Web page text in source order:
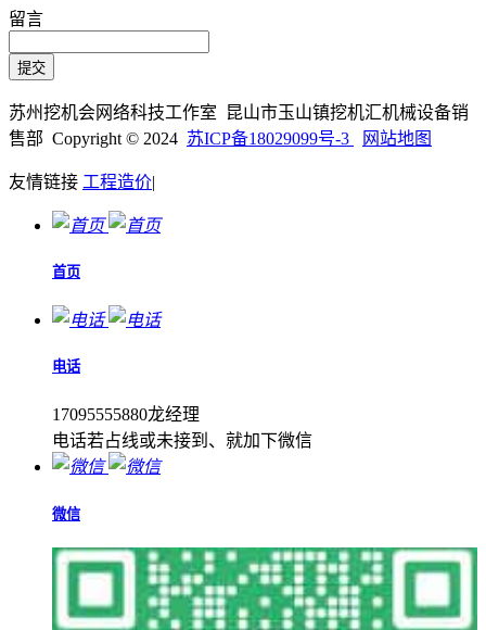
留言
苏州挖机会网络科技工作室 昆山市玉山镇挖机汇机械设备销
售部 Copyright © 2024 苏ICP备18029099号-3 网站地图
友情链接 工程造价|
首页
电话
17095555880龙经理
电话若占线或未接到、就加下微信
微信